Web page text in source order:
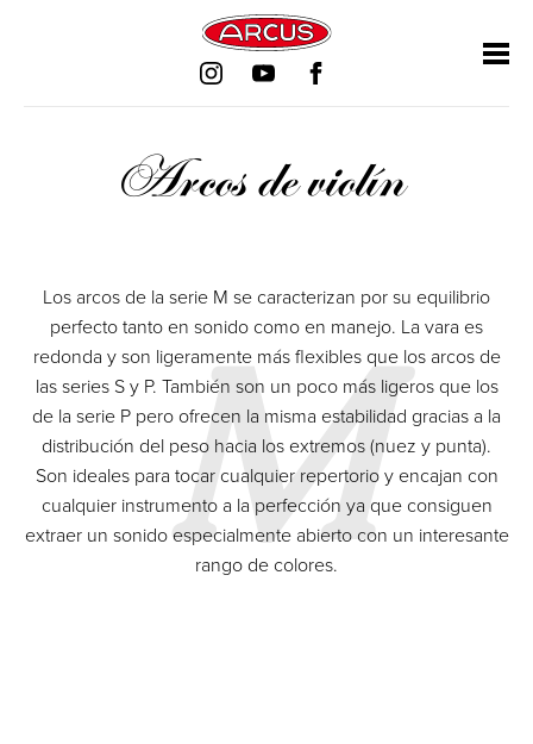
Arcos de violín
Los arcos de la serie M se caracterizan por su equilibrio
perfecto tanto en sonido como en manejo. La vara es
redonda y son ligeramente más flexibles que los arcos de
las series S y P. También son un poco más ligeros que los
de la serie P pero ofrecen la misma estabilidad gracias a la
distribución del peso hacia los extremos (nuez y punta).
Son ideales para tocar cualquier repertorio y encajan con
cualquier instrumento a la perfección ya que consiguen
extraer un sonido especialmente abierto con un interesante
rango de colores.
M